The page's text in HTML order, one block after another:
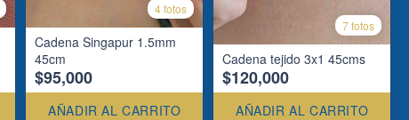
4 fotos
Cadena Singapur 1.5mm
45cm
$95,000
AÑADIR AL CARRITO
7 fotos
Cadena tejido 3x1 45cms
$120,000
AÑADIR AL CARRITO